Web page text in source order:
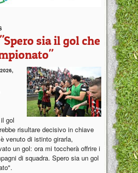
sia il gol che
gol
risultare decisivo in chiave
venuto di istinto girarla,
un gol: ora mi toccherà offrire i
di squadra. Spero sia un gol